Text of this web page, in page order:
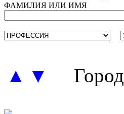
ФАМИЛИЯ ИЛИ ИМЯ
▲ ▼ Город